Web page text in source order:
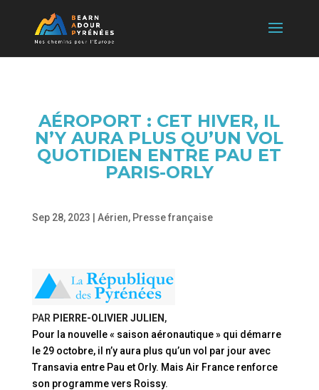
AÉROPORT : CET HIVER, IL
N’Y AURA PLUS QU’UN VOL
QUOTIDIEN ENTRE PAU ET
PARIS-ORLY
Sep 28, 2023 Aérien, Presse française
PAR PIERRE-OLIVIER JULIEN ,
Pour la nouvelle « saison aéronautique » qui démarre
le 29 octobre, il n’y aura plus qu’un vol par jour avec
Transavia entre Pau et Orly. Mais Air France renforce
son programme vers Roissy.